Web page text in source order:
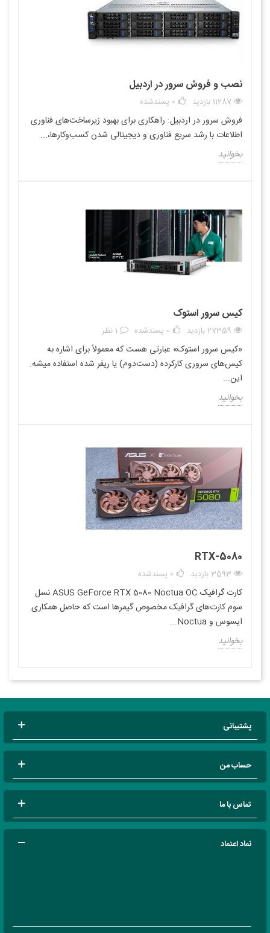
نصب و فروش سرور در اردبیل
11287 بازدید 0 پسندشده
فروش سرور در اردبیل: راهکاری برای بهبود زیرساخت‌های فناوری
اطلاعات با رشد سریع فناوری و دیجیتالی شدن کسب‌وکارها،...
بخوانید
کیس سرور استوک
27359 بازدید 0 پسندشده 1 نظر
«کیس سرور استوک» عبارتی هست که معمولاً برای اشاره به
کیس‌های سروری کارکرده (دست‌دوم) یا ریفر شده استفاده میشه.
این...
بخوانید
RTX-5080
3593 بازدید 0 پسندشده
کارت گرافیک ASUS GeForce RTX 5080 Noctua OC نسل
سوم کارت‌های گرافیک مخصوص گیمرها است که حاصل همکاری
ایسوس و Noctua...
بخوانید
پشتیبانی
حساب من
تماس با ما
نماد اعتماد